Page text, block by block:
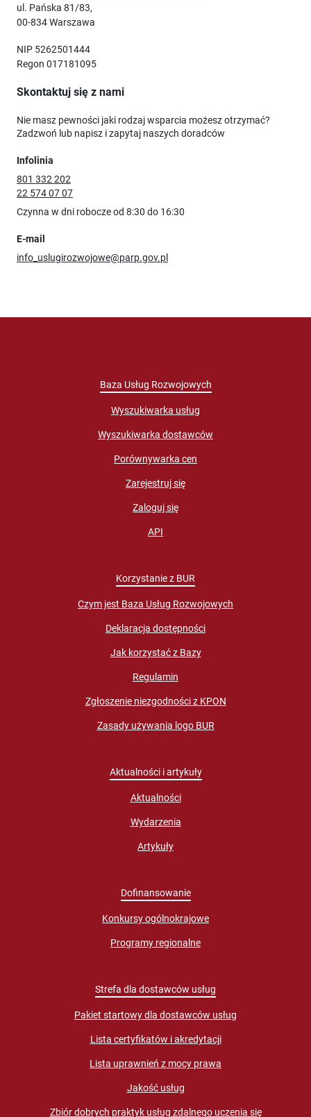
ul. Pańska 81/83,
00-834 Warszawa
NIP 5262501444
Regon 017181095
Skontaktuj się z nami
Nie masz pewności jaki rodzaj wsparcia możesz otrzymać?
Zadzwoń lub napisz i zapytaj naszych doradców
Infolinia
801 332 202
22 574 07 07
Czynna w dni robocze od 8:30 do 16:30
E-mail
info_uslugirozwojowe@parp.gov.pl
Baza Usług Rozwojowych
Wyszukiwarka usług
Wyszukiwarka dostawców
Porównywarka cen
Zarejestruj się
Zaloguj się
API
Korzystanie z BUR
Czym jest Baza Usług Rozwojowych
Deklaracja dostępności
Jak korzystać z Bazy
Regulamin
Zgłoszenie niezgodności z KPON
Zasady używania logo BUR
Aktualności i artykuły
Aktualności
Wydarzenia
Artykuły
Dofinansowanie
Konkursy ogólnokrajowe
Programy regionalne
Strefa dla dostawców usług
Pakiet startowy dla dostawców usług
Lista certyfikatów i akredytacji
Lista uprawnień z mocy prawa
Jakość usług
Zbiór dobrych praktyk usług zdalnego uczenia się